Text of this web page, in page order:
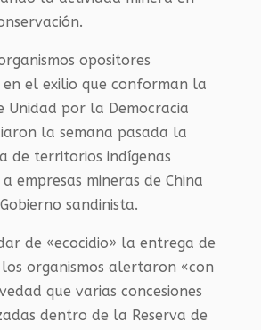
opositores
en el exilio que conforman la
Unidad por la Democracia
la semana pasada la
de territorios indígenas
empresas mineras de China
sandinista.
de «ecocidio» la entrega de
los organismos alertaron «con
que varias concesiones
dentro de la Reserva de